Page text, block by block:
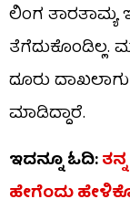
ಲಿಂಗ ತಾರತಾಮ್ಯ
ತೆಗೆದುಕೊಂಡಿಲ್ಲ.
ದೂರು
ಮಾಡಿದ್ದಾರೆ.
ಇದನ್ನೂ ಓದಿ:
ಹೇಗೆಂದು